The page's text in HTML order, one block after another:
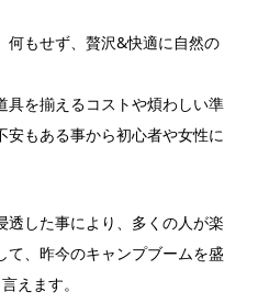
何もせず、贅沢&快適に自然の
具を揃えるコストや煩わしい準
もある事から初心者や女性に
透した事により、多くの人が楽
て、昨今のキャンプブームを盛
えます。